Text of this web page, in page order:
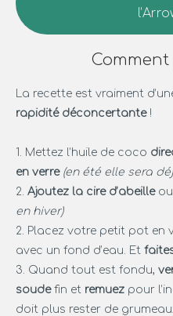
La recette est vraiment
rapidité déconcertante!
1. Mettez l’huile de coco
en verre (en été elle sera
2. Ajoutez la cire d’abeilleou
en hiver)
2. Placez votre petit pot en
avec un fond d’eau. Et
3. Quand tout est fondu,
soudefin et remuez pour
doit plus rester de